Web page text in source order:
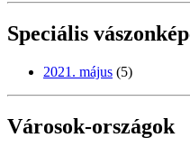
Speciális
2021. május (5)
Városok-országok